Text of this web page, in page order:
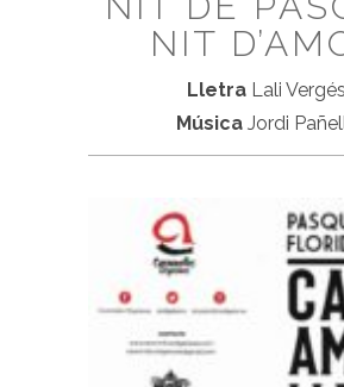
NIT
Lletra Lali Vergés
MúsicaJordi